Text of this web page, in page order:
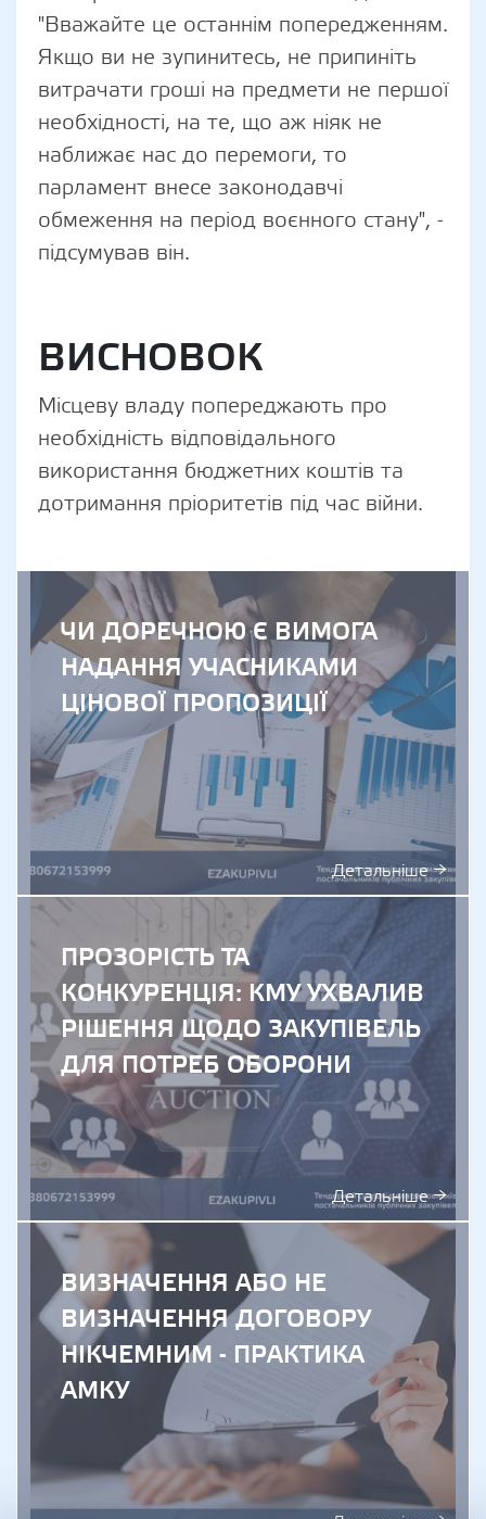
"Вважайте це останнім попередженням.
Якщо ви не зупинитесь, не припиніть
витрачати гроші на предмети не першої
необхідності, на те, що аж ніяк не
наближає нас до перемоги, то
парламент внесе законодавчі
обмеження на період воєнного стану", -
підсумував він.
ВИСНОВОК
Місцеву владу попереджають про
необхідність відповідального
використання бюджетних коштів та
дотримання пріоритетів під час війни.
ЧИ ДОРЕЧНОЮ Є ВИМОГА
НАДАННЯ УЧАСНИКАМИ
ЦІНОВОЇ ПРОПОЗИЦІЇ
Детальніше →
ПРОЗОРІСТЬ ТА
КОНКУРЕНЦІЯ: КМУ УХВАЛИВ
РІШЕННЯ ЩОДО ЗАКУПІВЕЛЬ
ДЛЯ ПОТРЕБ ОБОРОНИ
Детальніше →
ВИЗНАЧЕННЯ АБО НЕ
ВИЗНАЧЕННЯ ДОГОВОРУ
НІКЧЕМНИМ - ПРАКТИКА
АМКУ